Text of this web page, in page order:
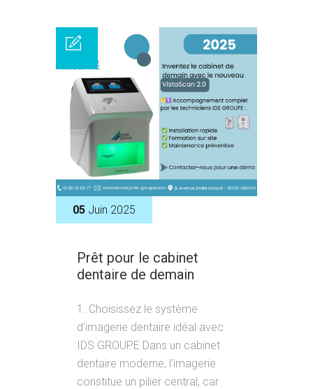
05 Juin 2025
Prêt pour le cabinet
dentaire de demain
1. Choisissez le système
d’imagerie dentaire idéal avec
IDS GROUPE Dans un cabinet
dentaire moderne, l’imagerie
constitue un pilier central, car